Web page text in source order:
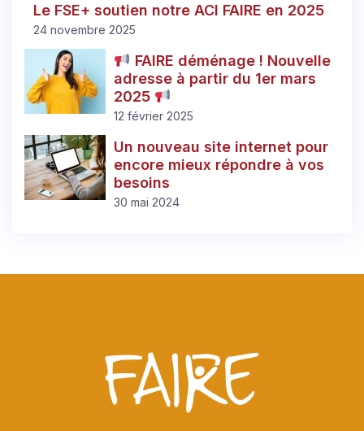
Le FSE+ soutien notre ACI FAIRE en 2025
24 novembre 2025
FAIRE déménage ! Nouvelle
adresse à partir du 1er mars
2025
12 février 2025
Un nouveau site internet pour
encore mieux répondre à vos
besoins
30 mai 2024